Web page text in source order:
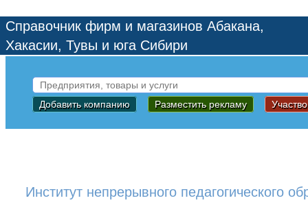
Справочник фирм и магазинов Абакана,
Хакасии, Тувы и юга Сибири
Добавить компанию Разместить рекламу
Институт непрерывного педагогического